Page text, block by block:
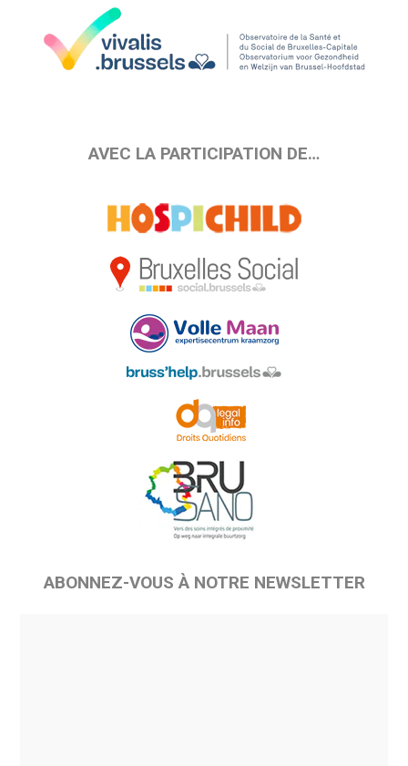
AVEC LA PARTICIPATION DE…
ABONNEZ-VOUS À NOTRE NEWSLETTER